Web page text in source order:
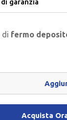
di fermo
Acquista